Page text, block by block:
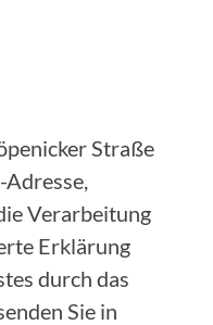
Straße
Verarbeitung
Erklärung
durch das
Sie in